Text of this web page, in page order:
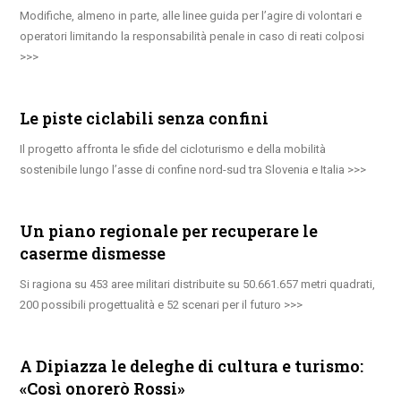
Modifiche, almeno in parte, alle linee guida per l’agire di volontari e
operatori limitando la responsabilità penale in caso di reati colposi
Le piste ciclabili senza confini
Il progetto affronta le sfide del cicloturismo e della mobilità
sostenibile lungo l’asse di confine nord-sud tra Slovenia e Italia
Un piano regionale per recuperare le
caserme dismesse
Si ragiona su 453 aree militari distribuite su 50.661.657 metri quadrati,
200 possibili progettualità e 52 scenari per il futuro
A Dipiazza le deleghe di cultura e turismo:
«Così onorerò Rossi»